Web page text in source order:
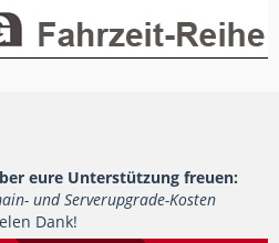
eure Unterstützung freuen:
und Serverupgrade-Kosten
Dank!